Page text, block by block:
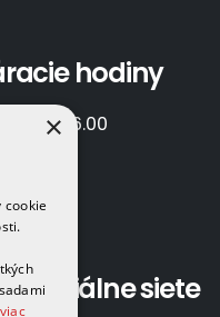
hodiny
7.00 - 16.00
Sociálne siete
×
cookie